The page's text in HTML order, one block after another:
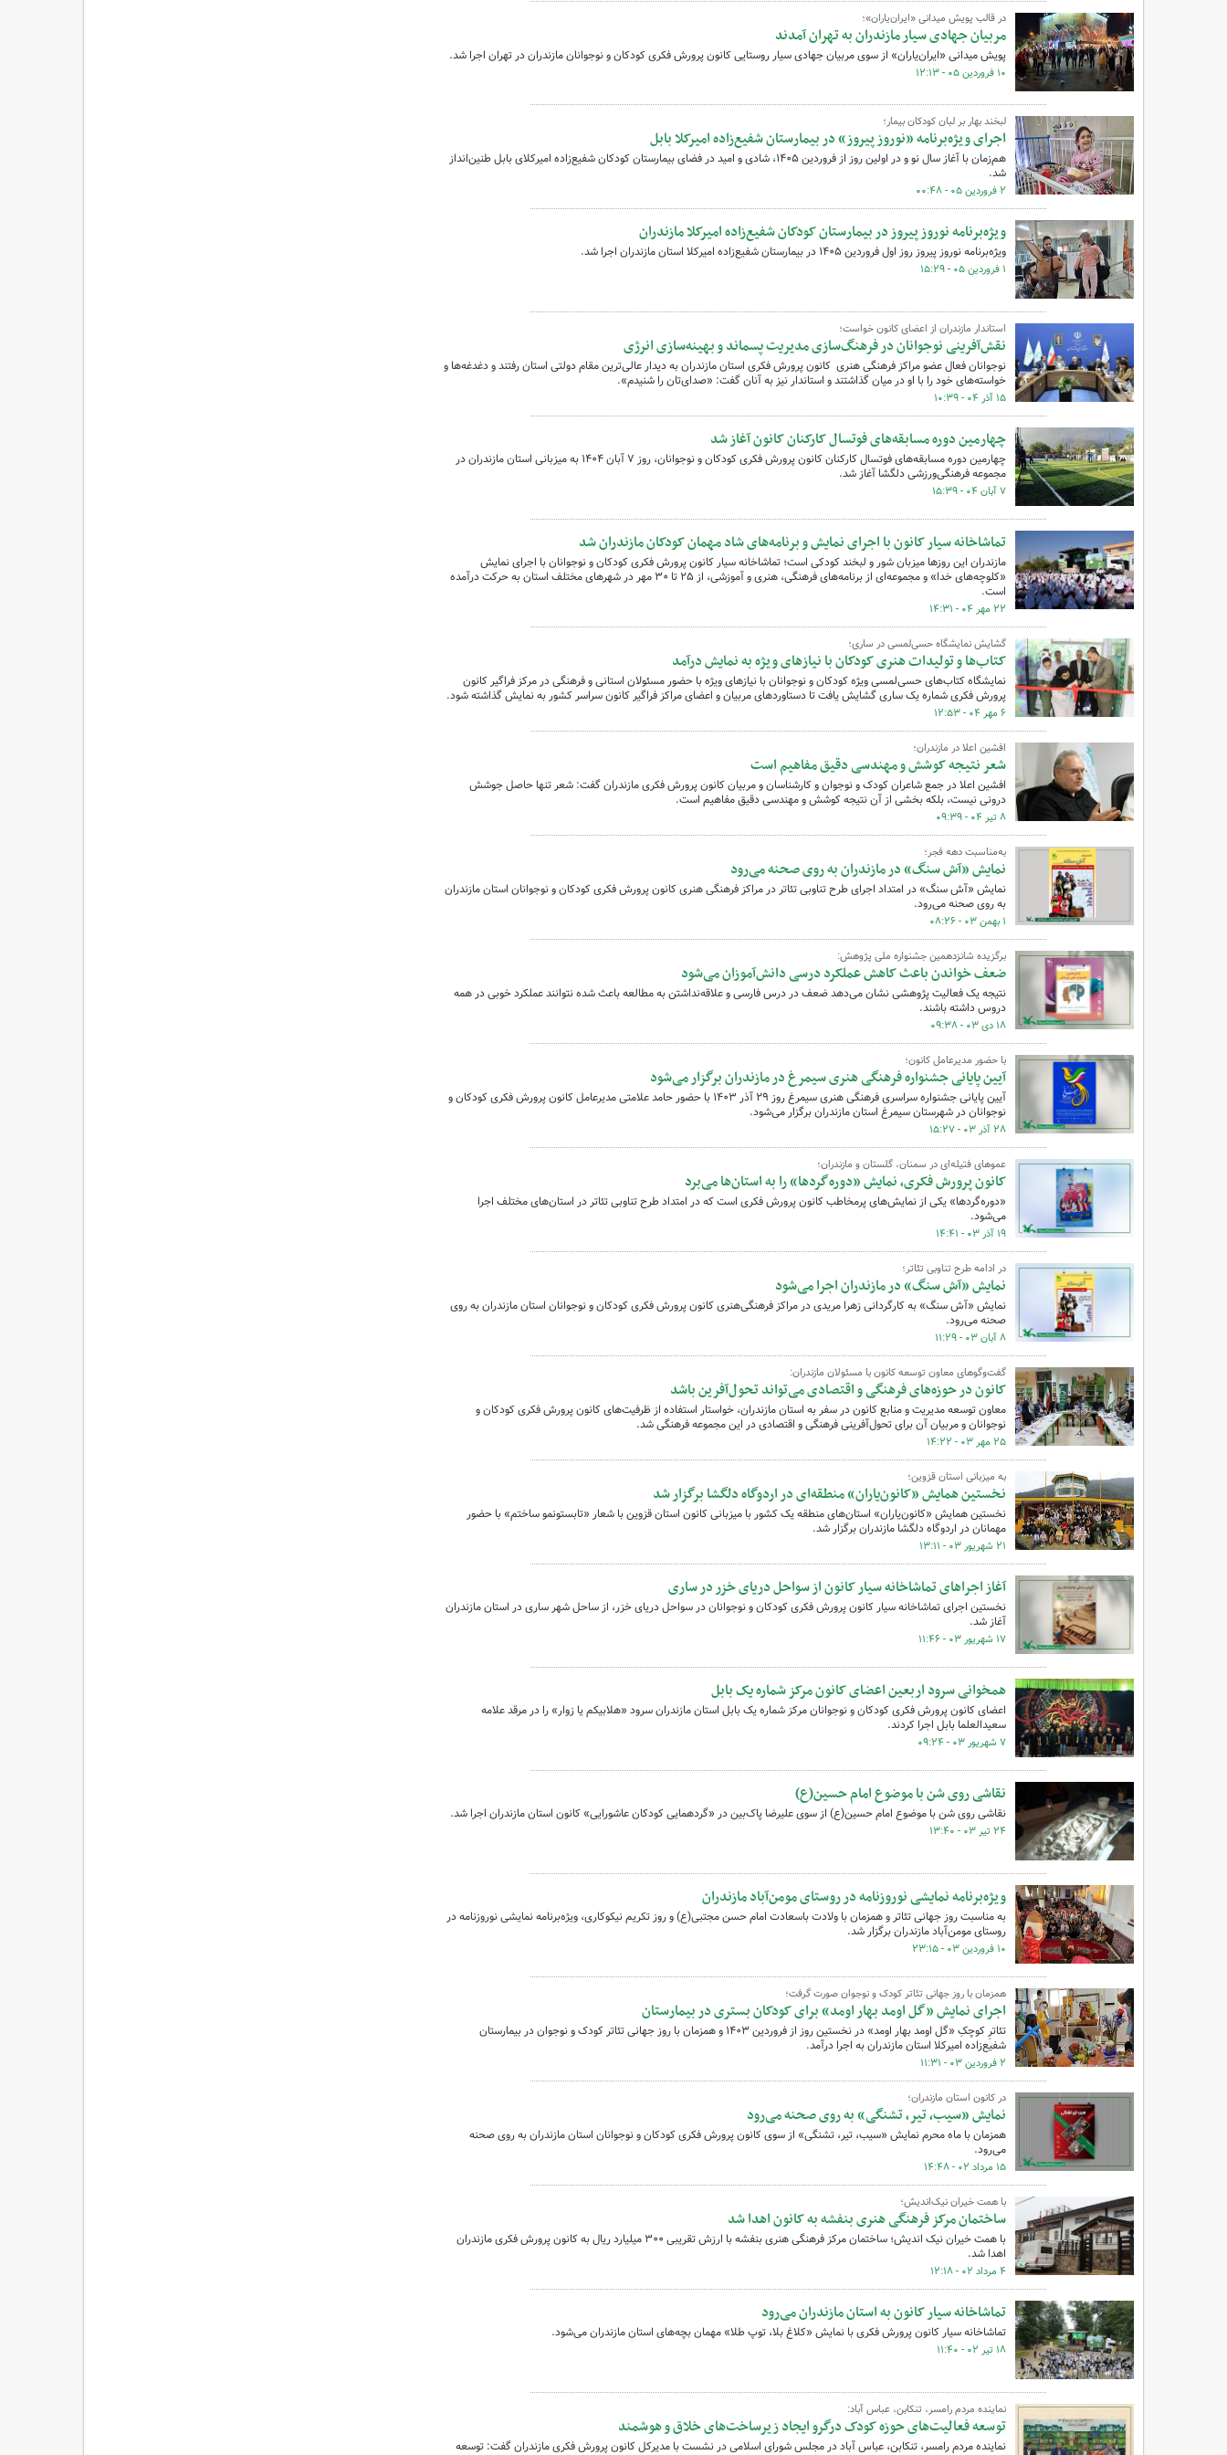
در قالب پویش میدانی «ایران‌یاران»؛
مربیان جهادی سیار مازندران به تهران آمدند
پویش میدانی «ایران‌یاران» از سوی مربیان جهادی سیار روستایی کانون پرورش فکری کودکان و نوجوانان مازندران در تهران اجرا شد.
۱۰ فروردین ۰۵ - ۱۲:۱۳
لبخند بهار بر لبان کودکان بیمار؛
اجرای ویژه‌برنامه «نوروز پیروز» در بیمارستان شفیع‌زاده امیرکلا بابل
هم‌زمان با آغاز سال نو و در اولین روز از فروردین‌ ۱۴۰۵، شادی و امید در فضای بیمارستان کودکان شفیع‌زاده امیرکلای بابل طنین‌انداز
شد.
۲ فروردین ۰۵ - ۰۰:۴۸
ویژه‌برنامه نوروز پیروز در بیمارستان کودکان شفیع‌زاده امیرکلا مازندران
ویژه‌برنامه نوروز پیروز روز اول فروردین ۱۴۰۵ در بیمارستان شفیع‌زاده امیرکلا استان مازندران اجرا شد.
۱ فروردین ۰۵ - ۱۵:۲۹
استاندار مازندران از اعضای کانون خواست؛
نقش‌آفرینی نوجوانان در فرهنگ‌سازی مدیریت پسماند و بهینه‌سازی انرژی
نوجوانان فعال عضو مراکز فرهنگی هنری کانون پرورش فکری استان مازندران به دیدار عالی‌ترین مقام دولتی استان رفتند و دغدغه‌ها و
خواسته‌های خود را با او در میان گذاشتند و استاندار نیز به آنان گفت: «صدای‌تان را شنیدم».
۱۵ آذر ۰۴ - ۱۰:۳۹
چهارمین دوره مسابقه‌های فوتسال کارکنان کانون آغاز شد
چهارمین دوره مسابقه‌های فوتسال کارکنان کانون پرورش فکری کودکان و نوجوانان، روز ۷ آبان ۱۴۰۴ به میزبانی استان مازندران در
مجموعه فرهنگی‌ورزشی دلگشا آغاز شد.
۷ آبان ۰۴ - ۱۵:۳۹
تماشاخانه سیار کانون با اجرای نمایش و برنامه‌های شاد مهمان کودکان مازندران شد
مازندران این روزها میزبان شور و لبخند کودکی است؛ تماشاخانه سیار کانون پرورش فکری کودکان و نوجوانان با اجرای نمایش
«کلوچه‌های خدا» و مجموعه‌ای از برنامه‌های فرهنگی، هنری و آموزشی، از ۲۵ تا ۳۰ مهر در شهرهای مختلف استان به حرکت درآمده
است.
۲۲ مهر ۰۴ - ۱۴:۳۱
گشایش نمایشگاه حسی‌لمسی در ساری؛
کتاب‌ها و تولیدات هنری کودکان با نیازهای ویژه به نمایش درآمد
نمایشگاه کتاب‌های حسی‌لمسی ویژه کودکان و نوجوانان با نیازهای ویژه با حضور مسئولان استانی و فرهنگی در مرکز فراگیر کانون
پرورش فکری شماره یک ساری گشایش یافت تا دستاوردهای مربیان و اعضای مراکز فراگیر کانون سراسر کشور به نمایش گذاشته شود.
۶ مهر ۰۴ - ۱۲:۵۳
افشین اعلا در مازندران؛
شعر نتیجه کوشش و مهندسی دقیق مفاهیم است
افشین اعلا در جمع شاعران کودک و نوجوان و کارشناسان و مربیان کانون پرورش فکری مازندران گفت: شعر تنها حاصل جوشش
درونی نیست، بلکه بخشی از آن نتیجه کوشش و مهندسی دقیق مفاهیم است.
۸ تیر ۰۴ - ۰۹:۳۹
به‌مناسبت دهه فجر؛
نمایش «آش سنگ» در مازندران به روی صحنه می‌رود
نمایش «آش سنگ» در امتداد اجرای طرح تناوبی تئاتر در مراکز فرهنگی ‌هنری کانون پرورش فکری کودکان و نوجوانان استان مازندران
به روی صحنه می‌رود.
۱ بهمن ۰۳ - ۰۸:۲۶
برگزیده شانزدهمین جشنواره ملی پژوهش:
ضعف خواندن باعث کاهش عملکرد درسی دانش‌آموزان می‌شود
نتیجه یک فعالیت پژوهشی نشان می‌دهد ضعف در درس فارسی و علاقه‌نداشتن به مطالعه باعث شده نتوانند عملکرد خوبی در همه
دروس داشته باشند.
۱۸ دی ۰۳ - ۰۹:۳۸
با حضور مدیرعامل کانون؛
آیین پایانی جشنواره فرهنگی هنری سیمرغ در مازندران برگزار می‌شود
آیین پایانی جشنواره سراسری فرهنگی هنری سیمرغ روز ۲۹ آذر ۱۴۰۳ با حضور حامد علامتی مدیرعامل کانون پرورش فکری کودکان و
نوجوانان در شهرستان سیمرغ استان مازندران برگزار می‌شود.
۲۸ آذر ۰۳ - ۱۵:۲۷
عموهای فتیله‌ای در سمنان، گلستان و مازندران؛
کانون پرورش فکری، نمایش «دوره‌گردها» را به استان‌ها می‌برد
«دوره‌گردها» یکی از نمایش‌های پرمخاطب کانون پرورش فکری است که در امتداد طرح تناوبی تئاتر در استان‌های مختلف اجرا
می‌شود.
۱۹ آذر ۰۳ - ۱۴:۴۱
در ادامه طرح تناوبی تئاتر؛
نمایش «آش سنگ» در مازندران اجرا می‌شود
نمایش «آش سنگ» به کارگردانی زهرا مریدی در مراکز فرهنگی‌هنری کانون پرورش فکری کودکان و نوجوانان استان مازندران به روی
صحنه می‌رود.
۸ آبان ۰۳ - ۱۱:۲۹
گفت‌وگوهای معاون توسعه کانون با مسئولان مازندران:
کانون در حوزه‌های فرهنگی و اقتصادی می‌تواند تحول‌آفرین باشد
معاون توسعه مدیریت و منابع کانون در سفر به استان مازندران، خواستار استفاده از ظرفیت‌های کانون پرورش فکری کودکان و
نوجوانان و مربیان آن برای تحول‌آفرینی فرهنگی و اقتصادی در این مجموعه فرهنگی شد.
۲۵ مهر ۰۳ - ۱۴:۲۲
به میزبانی استان قزوین؛
نخستین همایش «کانون‌یاران» منطقه‌ای در اردوگاه دلگشا برگزار شد
نخستین همایش «کانون‌یاران» استان‌های منطقه یک کشور با میزبانی کانون استان قزوین با شعار «تابستونمو ساختم» با حضور
مهمانان در اردوگاه دلگشا مازندران برگزار شد.
۲۱ شهریور ۰۳ - ۱۳:۱۱
آغاز اجراهای تماشاخانه سیار کانون از سواحل دریای خزر در ساری
نخستین اجرای تماشاخانه سیار کانون پرورش فکری کودکان و نوجوانان در سواحل دریای خزر، از ساحل شهر ساری در استان مازندران
آغاز شد.
۱۷ شهریور ۰۳ - ۱۱:۴۶
همخوانی سرود اربعین اعضای کانون مرکز شماره یک بابل
اعضای کانون پرورش فکری کودکان و نوجوانان مرکز شماره یک بابل استان مازندران سرود «هلابیکم یا زوار» را در مرقد علامه
سعیدالعلما بابل اجرا کردند.
۷ شهریور ۰۳ - ۰۹:۲۴
نقاشی روی شن با موضوع امام حسین(ع)
نقاشی روی شن با موضوع امام حسین(ع) از سوی علیرضا پاک‌بین در «گردهمایی کودکان عاشورایی» کانون استان مازندران اجرا شد.
۲۴ تیر ۰۳ - ۱۳:۴۰
ویژه‌برنامه نمایشی نوروزنامه در روستای مومن‌آباد مازندران
به مناسبت روز جهانی تئاتر و همزمان با ولادت باسعادت امام حسن مجتبی(ع) و روز تکریم نیکوکاری، ویژه‌برنامه نمایشی نوروزنامه در
روستای مومن‌آباد مازندران برگزار شد.
۱۰ فروردین ۰۳ - ۲۳:۱۵
همزمان با روز جهانی تئاتر کودک و نوجوان صورت گرفت؛
اجرای نمایش «گل اومد بهار اومد» برای کودکان بستری در بیمارستان
تئاترِ کوچکِ «گل اومد بهار اومد» در نخستین روز از فروردین ۱۴۰۳ و همزمان با روز جهانی تئاتر کودک و نوجوان در بیمارستان
شفیع‌زاده امیرکلا استان مازندران به اجرا درآمد.
۲ فروردین ۰۳ - ۱۱:۳۱
در کانون استان مازندران؛
نمایش «سیب، تیر، تشنگی» به روی صحنه می‌رود
همزمان با ماه محرم نمایش «سیب، تیر، تشنگی» از سوی کانون پرورش فکری کودکان و نوجوانان استان مازندران به روی صحنه
می‌رود.
۱۵ مرداد ۰۲ - ۱۴:۴۸
با همت خیران نیک‌اندیش؛
ساختمان مرکز فرهنگی هنری بنفشه به کانون اهدا شد
با همت خیران نیک اندیش؛ ساختمان مرکز فرهنگی هنری بنفشه با ارزش تقریبی ۳۰۰ میلیارد ریال به کانون پرورش فکری مازندران
اهدا شد.
۴ مرداد ۰۲ - ۱۲:۱۸
تماشاخانه سیار کانون به استان مازندران می‌رود
تماشاخانه سیار کانون پرورش فکری با نمایش «کلاغ بلا، توپ طلا» مهمان بچه‌های استان مازندران می‌شود.
۱۸ تیر ۰۲ - ۱۱:۴۰
نماینده مردم رامسر، تنکابن، عباس آباد:
توسعه فعالیت‌های حوزه کودک درگرو ایجاد زیرساخت‌های خلاق و هوشمند
نماینده مردم رامسر، تنکابن، عباس آباد در مجلس شورای اسلامی در نشست با مدیرکل کانون پرورش فکری مازندران گفت: توسعه